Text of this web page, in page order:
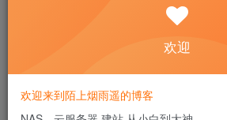
我们知道，为了安全考虑，我们一般会
屏蔽应用程序真实的IP和端口号。在
向代理就是Nginx。本篇文章中，我们
别运行一个Nginx-proxy容器和一个
欢迎
欢迎来到陌上烟雨遥的博客